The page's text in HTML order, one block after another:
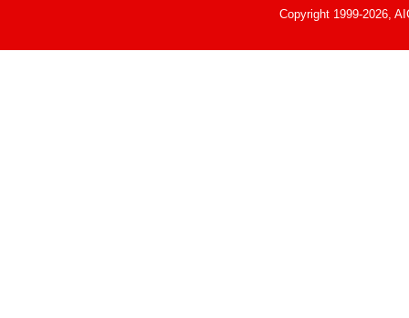
Copyright 1999-2026,